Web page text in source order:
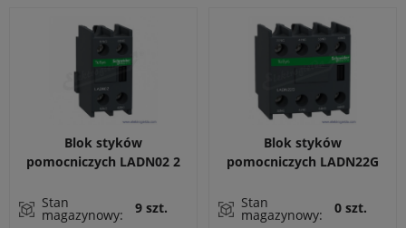
Blok styków
pomocniczych LADN02 2
Stan
magazynowy: 9 szt.
Blok styków
pomocniczych LADN22G
do LC1D, LC1F
Stan
magazynowy: 0 szt.